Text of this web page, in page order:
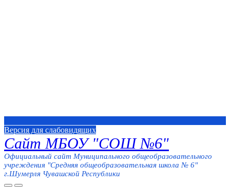
Версия для слабовидящих
Сайт МБОУ "СОШ №6"
Официальный сайт Муниципального общеобразовательного
учреждения "Средняя общеобразовательная школа № 6"
г.Шумерля Чувашской Республики